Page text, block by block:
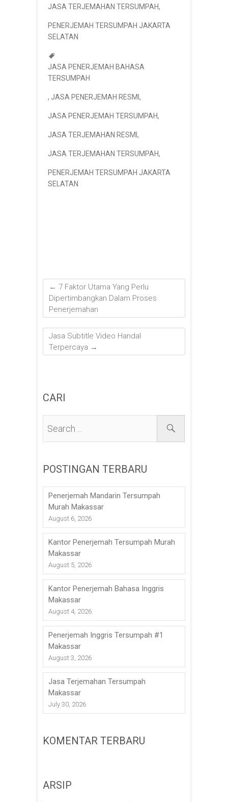
JASA TERJEMAHAN TERSUMPAH,
PENERJEMAH TERSUMPAH JAKARTA
SELATAN
JASA PENERJEMAH BAHASA
TERSUMPAH
, JASA PENERJEMAH RESMI ,
JASA PENERJEMAH TERSUMPAH,
JASA TERJEMAHAN RESMI ,
JASA TERJEMAHAN TERSUMPAH,
PENERJEMAH TERSUMPAH JAKARTA
SELATAN
← 7 Faktor Utama Yang Perlu
Dipertimbangkan Dalam Proses
Penerjemahan
Jasa Subtitle Video Handal
Terpercaya →
CARI
POSTINGAN TERBARU
Penerjemah Mandarin Tersumpah
Murah Makassar
August 6, 2026
Kantor Penerjemah Tersumpah Murah
Makassar
August 5, 2026
Kantor Penerjemah Bahasa Inggris
Makassar
August 4, 2026
Penerjemah Inggris Tersumpah #1
Makassar
August 3, 2026
Jasa Terjemahan Tersumpah
Makassar
July 30, 2026
KOMENTAR TERBARU
ARSIP